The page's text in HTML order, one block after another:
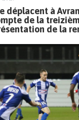
déplacent à
de la
de la